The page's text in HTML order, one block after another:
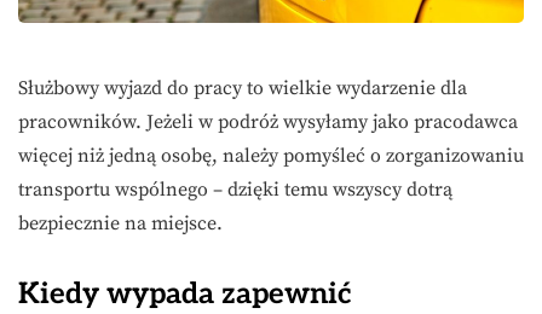
Służbowy wyjazd do pracy to wielkie wydarzenie dla
pracowników. Jeżeli w podróż wysyłamy jako pracodawca
więcej niż jedną osobę, należy pomyśleć o zorganizowaniu
transportu wspólnego – dzięki temu wszyscy dotrą
bezpiecznie na miejsce.
Kiedy wypada zapewnić